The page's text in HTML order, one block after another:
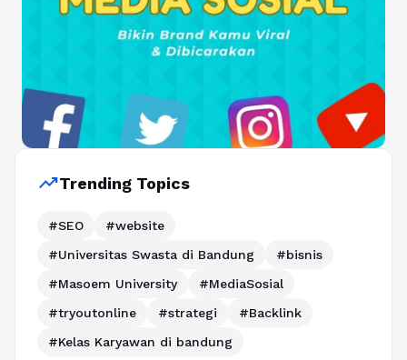
trending_upTrending Topics
#SEO
#website
#Universitas Swasta di Bandung
#bisnis
#Masoem University
#MediaSosial
#tryoutonline
#strategi
#Backlink
#Kelas Karyawan di bandung